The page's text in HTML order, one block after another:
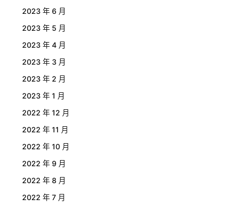
2023 年 6 月
2023 年 5 月
2023 年 4 月
2023 年 3 月
2023 年 2 月
2023 年 1 月
2022 年 12 月
2022 年 11 月
2022 年 10 月
2022 年 9 月
2022 年 8 月
2022 年 7 月